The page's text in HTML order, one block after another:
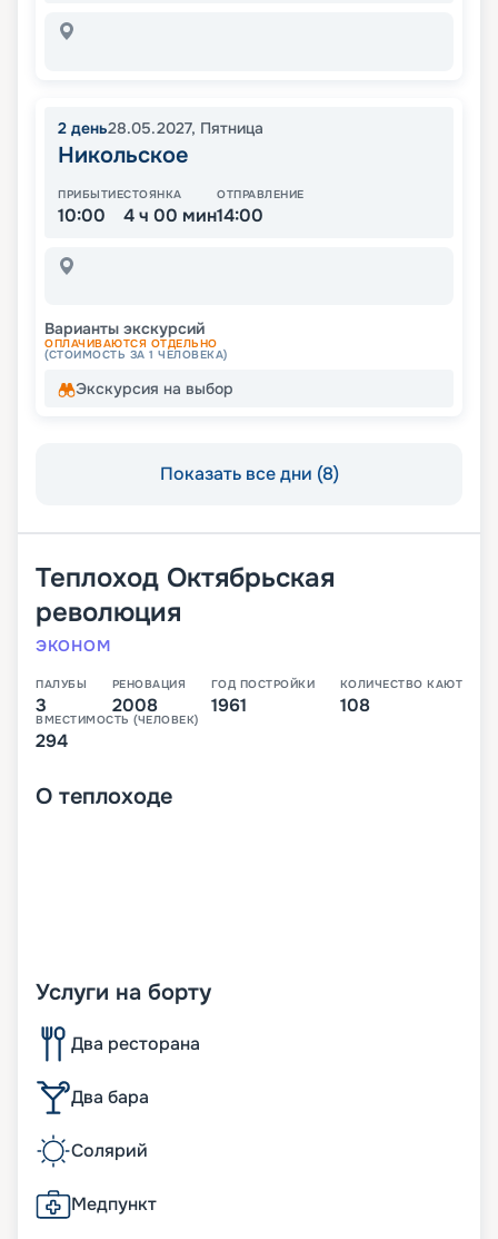
2 день28.05.2027, Пятница
Никольское
ПРИБЫТИЕ
10:00
СТОЯНКА
4 ч 00 мин
ОТПРАВЛЕНИЕ
14:00
Варианты экскурсий
ОПЛАЧИВАЮТСЯ ОТДЕЛЬНО
(СТОИМОСТЬ ЗА 1 ЧЕЛОВЕКА)
Экскурсия на выбор
Показать все дни (8)
Теплоход Октябрьская
революция
ЭКОНОМ
ПАЛУБЫ
3
РЕНОВАЦИЯ
2008
ГОД ПОСТРОЙКИ
1961
КОЛИЧЕСТВО КАЮТ
108
ВМЕСТИМОСТЬ (ЧЕЛОВЕК)
294
О теплоходе
Услуги на борту
Два ресторана
Два бара
Солярий
Медпункт